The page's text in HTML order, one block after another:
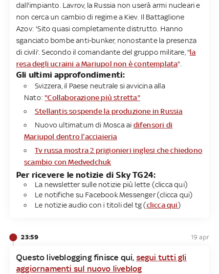
dall'impianto. Lavrov, la Russia non userà armi nucleari e
non cerca un cambio di regime a Kiev. Il Battaglione
Azov: 'Sito quasi completamente distrutto. Hanno
sganciato bombe anti-bunker, nonostante la presenza
di civili'. Secondo il comandante del gruppo militare, "la
resa degli ucraini a Mariupol non è contemplata".
Gli ultimi approfondimenti​:
Svizzera, il Paese neutrale si avvicina alla
Nato: "Collaborazione più stretta"
Stellantis sospende la produzione in Russia
Nuovo ultimatum di Mosca ai difensori di
Mariupol dentro l’acciaieria
Tv russa mostra 2 prigionieri inglesi che chiedono
scambio con Medvedchuk
Per ricevere le notizie di Sky TG24​:
La newsletter sulle notizie più lette (clicca qui)
Le notifiche su Facebook Messenger (clicca qui)
Le notizie audio con i titoli del tg (clicca qui)
23:59 19 apr
Questo liveblogging finisce qui, segui tutti gli
aggiornamenti sul nuovo liveblog